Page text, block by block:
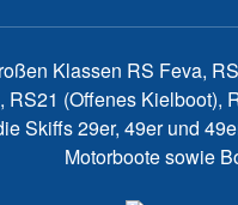
Klassen RS Feva,
(Offenes
Skiffs 29er, 49er und
Motorboote sowie